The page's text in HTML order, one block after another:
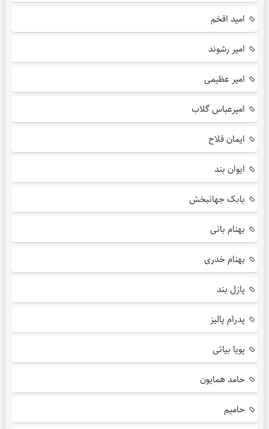
امید افخم
امیر رشوند
امیر عظیمی
امیرعباس گلاب
ایمان فلاح
ایوان بند
بابک جهانبخش
بهنام بانی
بهنام خدری
پازل بند
پدرام پالیز
پویا بیاتی
حامد همایون
حامیم